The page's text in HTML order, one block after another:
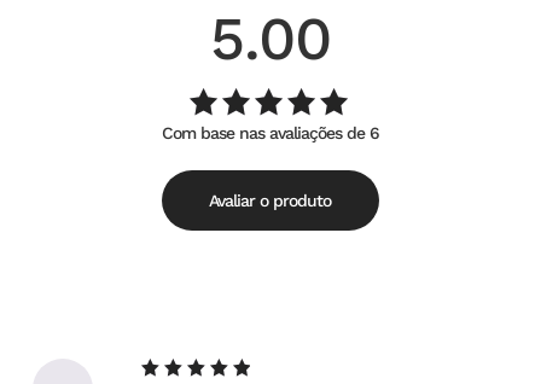
5.00
Avaliação
5.00de
5
Com base nas avaliações de 6
Avaliar o produto